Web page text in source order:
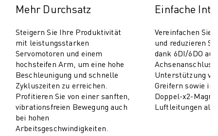
KUNSTSTOFFE
APPLIKATIONEN
ALLE APPLIKATIONEN
5-ACHS-BEARBEITUNG
LICHTBOGENSCHWEISSEN
MONTAGE
CNC-SCHLEIFEN
CNC-FRÄSEN
CNC-DREHEN
HOCHGESCHWINDIGKEITSBOHREN UND -GEWINDESCHNEIDEN
Mehr Durchsatz
Steigern Sie Ihre Produktivität
mit leistungsstarken
Servomotoren und einem
hochsteifen Arm, um eine hohe
Beschleunigung und schnelle
Zykluszeiten zu erreichen.
Profitieren Sie von einer sanften,
vibrationsfreien Bewegung auch
bei hohen
Arbeitsgeschwindigkeiten.
Einfache
Vereinfachen Sie
und reduzieren
dank 6DI/6DO auf
Unterstützung
Greifern sowie
Doppel-x2-
Luftleitungen als